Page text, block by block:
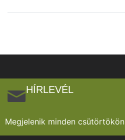
HÍRLEVÉL
Megjelenik minden csütörtökön